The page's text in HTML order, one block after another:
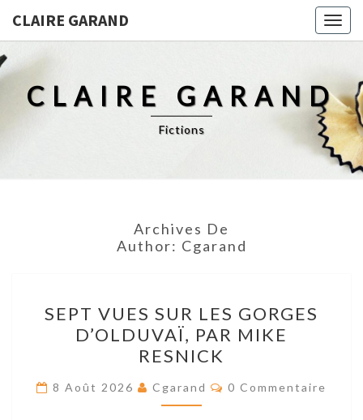
CLAIRE GARAND
CLAIRE GARAND
Fictions
Archives De
Author: Cgarand
VUES
SUR
LES
GORGES
D’OLDUVAÏ,
SEPT VUES SUR LES GORGES
D’OLDUVAÏ, PAR MIKE
RESNICK
8 Août 2026 Cgarand Res
0 Commentaire